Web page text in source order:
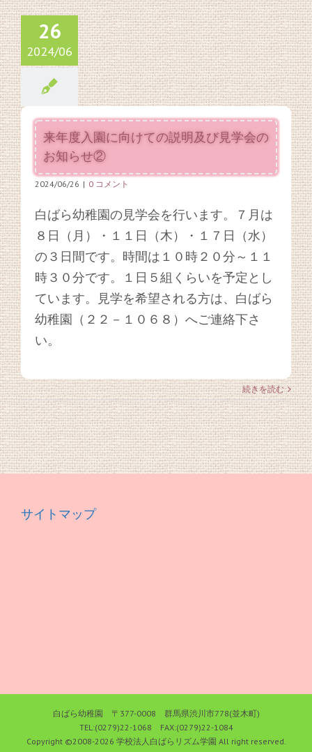
26
2024/06
来年度入園に向けての説明及び見学会の
お知らせ②
2024/06/26 | 0 コメント
白ばら幼稚園の見学会を行います。７月は
８日（月）・１１日（木）・１７日（水）
の３日間です。時間は１０時２０分～１１
時３０分です。１日５組くらいを予定とし
ています。見学を希望される方は、白ばら
幼稚園（２２－１０６８）へご連絡下さ
い。
続きを読む
サイトマップ
白ばら幼稚園 〒377-0008 群馬県渋川市778(並木町)
TEL:(0279)22-1068 FAX:(0279)22-1084
Copyright ©2008-2026 学校法人白ばらリズム学園 All right reserved.